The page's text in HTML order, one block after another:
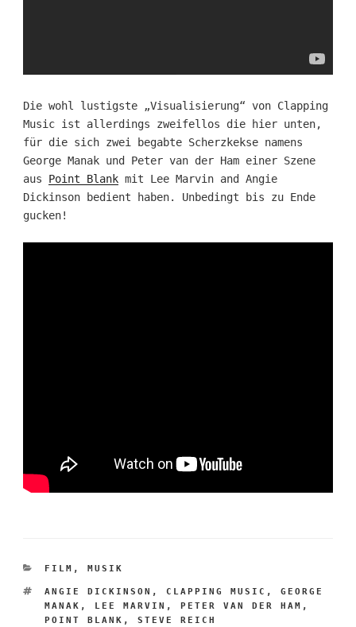
Die wohl lustigste „Visualisierung“ von Clapping
Music ist allerdings zweifellos die hier unten,
für die sich zwei begabte Scherzkekse namens
George Manak und Peter van der Ham einer Szene
aus Point Blankmit Lee Marvin and Angie
Dickinson bedient haben. Unbedingt bis zu Ende
gucken!
KATEGORIEN
FILM , MUSIK
SCHLAGWÖRTER
ANGIE DICKINSON ,CLAPPING MUSIC ,GEORGE
MANAK , LEE MARVIN , PETER VAN DER HAM ,
POINT BLANK ,STEVE REICH